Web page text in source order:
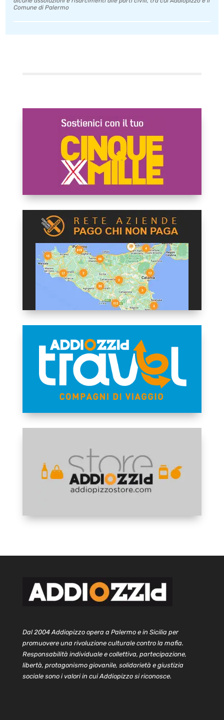
Comune di Palermo
Dal 2004 Addiopizzo opera a Palermo e in Sicilia per
promuovere una rivoluzione culturale contro la mafia.
Responsabilità individuale e collettiva, partecipazione,
libertà, protagonismo giovanile, solidarietà e giustizia
sociale sono i valori in cui Addiopizzo si riconosce.